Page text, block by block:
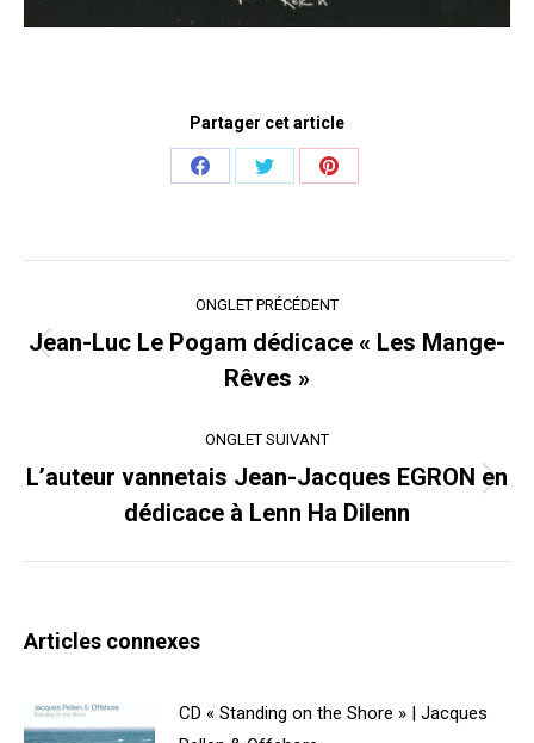
Partager cet article
Share
Share
Share
de
commentaire
ONGLET PRÉCÉDENT
Onglet
précédent
Jean-Luc Le Pogam dédicace « Les Mange-
Rêves »
ONGLET SUIVANT
Onglet
suivant
L’auteur vannetais Jean-Jacques EGRON en
dédicace à Lenn Ha Dilenn
Articles connexes
CD « Standing on the Shore » | Jacques